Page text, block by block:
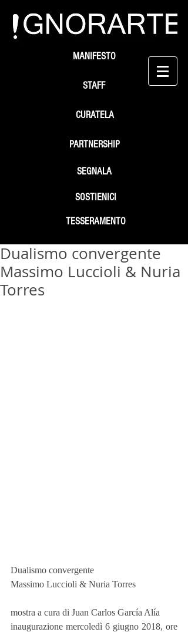
STAFF
SEGNALA
SOSTIENICI
MANIFESTO
PARTNERSHIP
TESSERAMENTO
CURATELA
Dualismo convergente
Massimo Luccioli & Nuria
Torres
Dualismo convergente
Massimo Luccioli & Nuria Torres
mostra a cura di Juan Carlos García Alía
inaugurazione mercoledì 6 giugno 2018, ore